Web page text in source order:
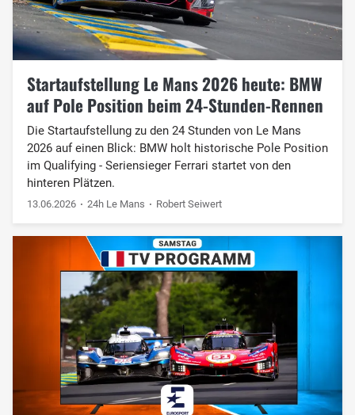
Startaufstellung Le Mans 2026 heute: BMW
auf Pole Position beim 24-Stunden-Rennen
Die Startaufstellung zu den 24 Stunden von Le Mans
2026 auf einen Blick: BMW holt historische Pole Position
im Qualifying - Seriensieger Ferrari startet von den
hinteren Plätzen.
13.06.2026 24h Le Mans Robert Seiwert